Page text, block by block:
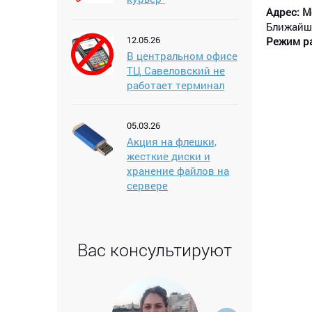
12.05.26
В центральном офисе
ТЦ Савеловский не
работает терминал
05.03.26
Акция на флешки,
жесткие диски и
хранение файлов на
сервере
Вас консультируют
Адрес:
Режим